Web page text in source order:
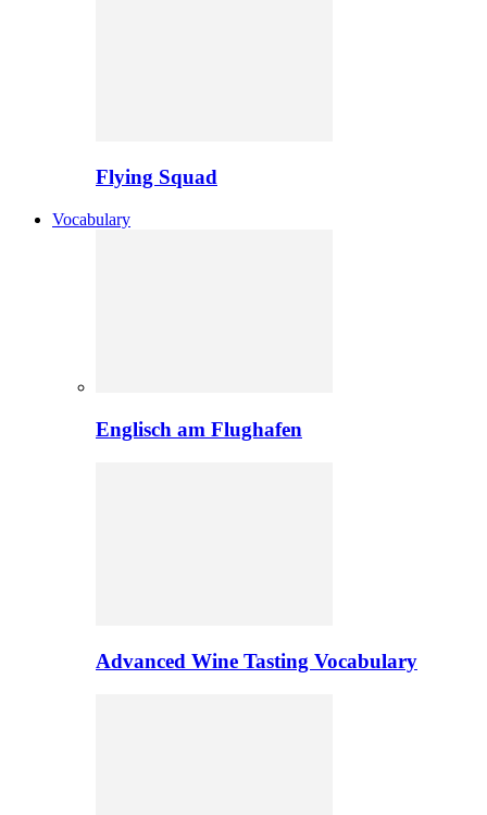
Flying Squad
Vocabulary
Englisch am Flughafen
Advanced Wine Tasting Vocabulary